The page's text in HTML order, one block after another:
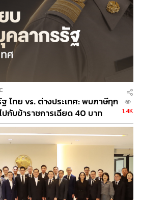
78
ABOUT THE AUTHOR
THE STANDARD WEALTH
ำนักข่าวเศรษฐกิจ ธุรกิจ และการลงทุน โดย
าว THE STANDARD
ไทย vs. ต่างประเทศ: พบภาษีทุก
กับข้าราชการเฉียด 40 บาท
1.4K